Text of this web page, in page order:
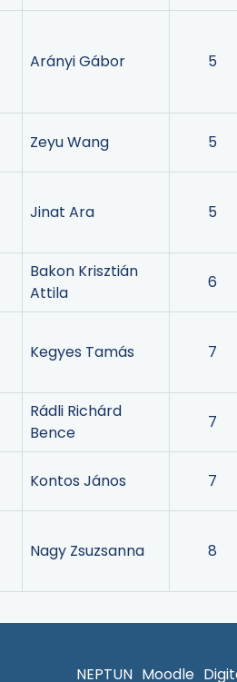
Arányi Gábor 5
Zeyu Wang 5
Jinat Ara 5
Bakon Krisztián
Attila
6
Kegyes Tamás 7
Rádli Richárd
Bence
7
Kontos János 7
Nagy Zsuzsanna 8
NEPTUN Moodle